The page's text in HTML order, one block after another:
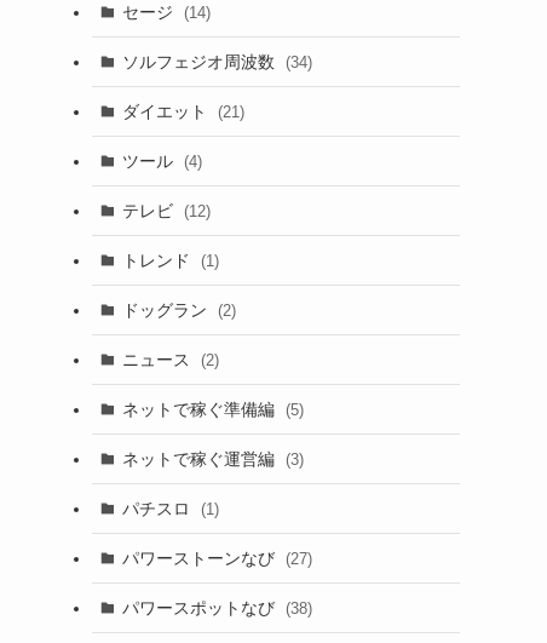
セージ (14)
ソルフェジオ周波数 (34)
ダイエット (21)
ツール (4)
テレビ (12)
トレンド (1)
ドッグラン (2)
ニュース (2)
ネットで稼ぐ準備編 (5)
ネットで稼ぐ運営編 (3)
パチスロ (1)
パワーストーンなび (27)
パワースポットなび (38)